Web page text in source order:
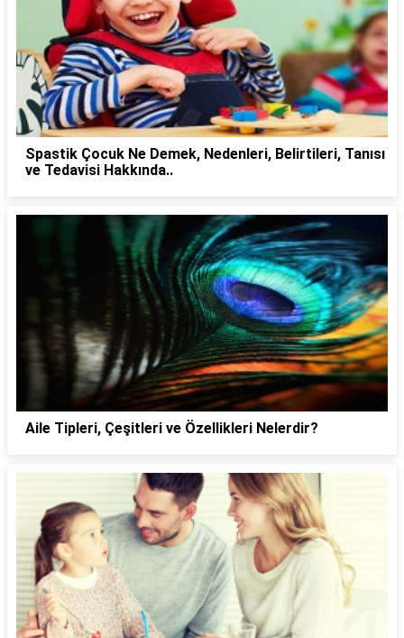
Spastik Çocuk Ne Demek, Nedenleri, Belirtileri, Tanısı
ve Tedavisi Hakkında..
Aile Tipleri, Çeşitleri ve Özellikleri Nelerdir?